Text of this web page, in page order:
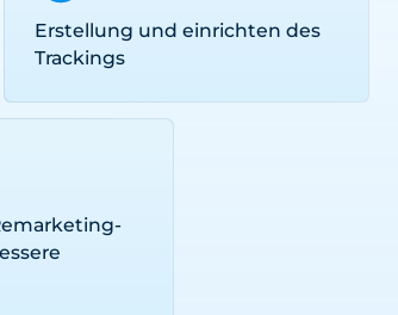
Erstellung und einrichten des
Trackings